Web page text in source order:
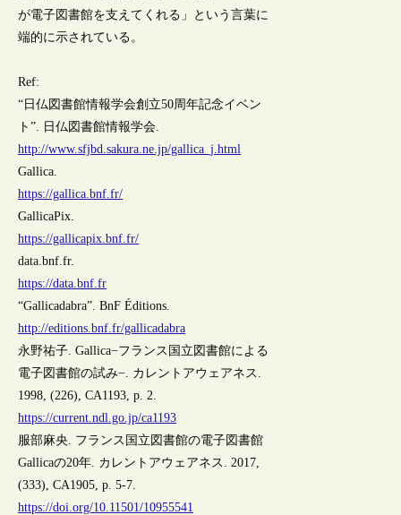
が電子図書館を支えてくれる」という言葉に
端的に示されている。
Ref:
“日仏図書館情報学会創立50周年記念イベン
ト”. 日仏図書館情報学会.
http://www.sfjbd.sakura.ne.jp/gallica_j.html
Gallica.
https://gallica.bnf.fr/
GallicaPix.
https://gallicapix.bnf.fr/
data.bnf.fr.
https://data.bnf.fr
“Gallicadabra”. BnF Éditions.
http://editions.bnf.fr/gallicadabra
永野祐子. Gallica−フランス国立図書館による
電子図書館の試み−. カレントアウェアネス.
1998, (226), CA1193, p. 2.
https://current.ndl.go.jp/ca1193
服部麻央. フランス国立図書館の電子図書館
Gallicaの20年. カレントアウェアネス. 2017,
(333), CA1905, p. 5-7.
https://doi.org/10.11501/10955541